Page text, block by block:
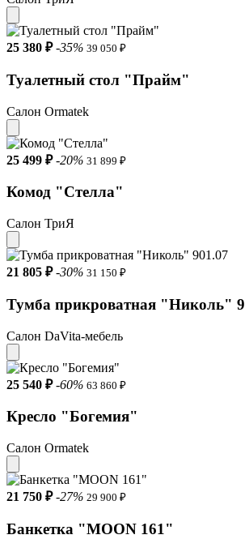
25 380 ₽ -35% 39 050 ₽
Туалетный стол "Прайм"
Салон Ormatek
25 499 ₽ -20% 31 899 ₽
Комод "Стелла"
Салон ТриЯ
21 805 ₽ -30% 31 150 ₽
Тумба прикроватная "Николь"
Салон DaVita-мебель
25 540 ₽ -60% 63 860 ₽
Кресло "Богемия"
Салон Ormatek
21 750 ₽ -27% 29 900 ₽
Банкетка "MOON 161"